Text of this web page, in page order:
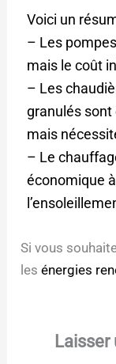
Voici un
– Les
mais le coût
– Les
granulés
mais
– Le
économique
Si vous
les énergies